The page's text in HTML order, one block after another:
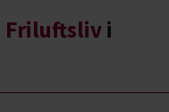
Friluftslivi